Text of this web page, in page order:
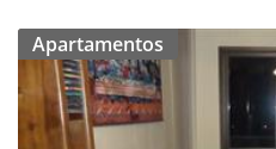
Apartamentos